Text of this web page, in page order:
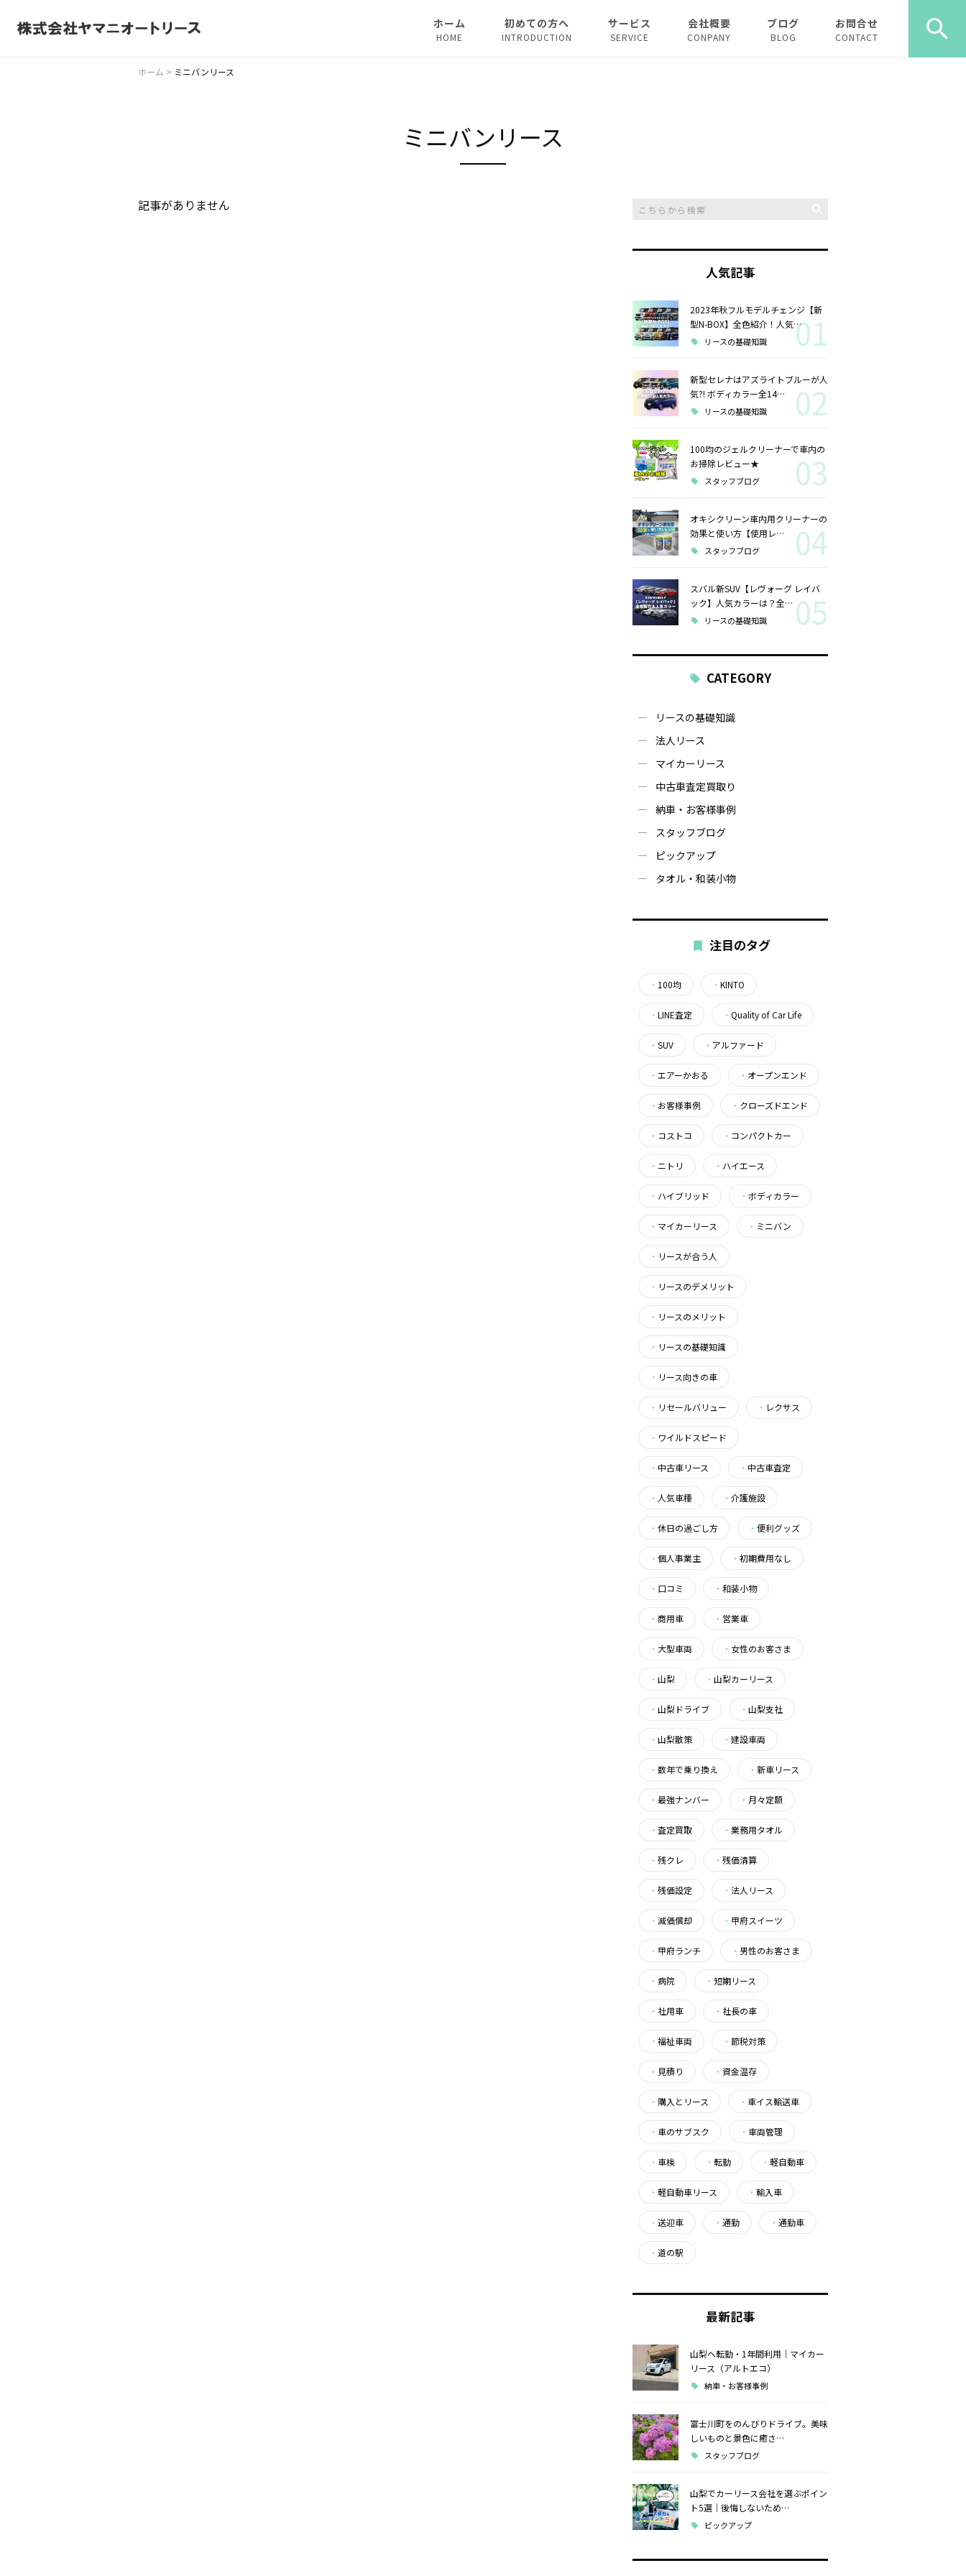
ホーム
HOME
初めての方へ
INTRODUCTION
サービス
SERVICE
会社概要
CONPANY
ブログ
BLOG
お問合せ
CONTACT
ホーム > ミニバンリース
ミニバンリース
記事がありません
人気記事
2023年秋フルモデルチェンジ【新
型N-BOX】全色紹介！人気…
リースの基礎知識 01
新型セレナはアズライトブルーが人
気?! ボディカラー全14…
リースの基礎知識 02
100均のジェルクリーナーで車内の
お掃除レビュー★
スタッフブログ 03
オキシクリーン車内用クリーナーの
効果と使い方【使用レ…
スタッフブログ 04
スバル新SUV【レヴォーグ レイバ
ック】人気カラーは？全…
リースの基礎知識 05
CATEGORY
リースの基礎知識
法人リース
マイカーリース
中古車査定買取り
納車・お客様事例
スタッフブログ
ピックアップ
タオル・和装小物
注目のタグ
・ 100均 ・ KINTO
・ LINE査定 ・ Quality of Car Life
・ SUV ・ アルファード
・ エアーかおる ・ オープンエンド
・ お客様事例 ・ クローズドエンド
・ コストコ ・ コンパクトカー
・ ニトリ ・ ハイエース
・ ハイブリッド ・ ボディカラー
・ マイカーリース ・ ミニバン
・ リースが合う人
・ リースのデメリット
・ リースのメリット
・ リースの基礎知識
・ リース向きの車
・ リセールバリュー ・ レクサス
・ ワイルドスピード
・ 中古車リース ・ 中古車査定
・ 人気車種 ・ 介護施設
・ 休日の過ごし方 ・ 便利グッズ
・ 個人事業主 ・ 初期費用なし
・ 口コミ ・ 和装小物
・ 商用車 ・ 営業車
・ 大型車両 ・ 女性のお客さま
・ 山梨 ・ 山梨カーリース
・ 山梨ドライブ ・ 山梨支社
・ 山梨散策 ・ 建設車両
・ 数年で乗り換え ・ 新車リース
・ 最強ナンバー ・ 月々定額
・ 査定買取 ・ 業務用タオル
・ 残クレ ・ 残価清算
・ 残価設定 ・ 法人リース
・ 減価償却 ・ 甲府スイーツ
・ 甲府ランチ ・ 男性のお客さま
・ 病院 ・ 短期リース
・ 社用車 ・ 社長の車
・ 福祉車両 ・ 節税対策
・ 見積り ・ 資金温存
・ 購入とリース ・ 車イス輸送車
・ 車のサブスク ・ 車両管理
・ 車検 ・ 転勤 ・ 軽自動車
・ 軽自動車リース ・ 輸入車
・ 送迎車 ・ 通勤 ・ 通勤車
・ 道の駅
最新記事
山梨へ転勤・1年間利用｜マイカー
リース（アルトエコ）
納車・お客様事例
富士川町をのんびりドライブ。美味
しいものと景色に癒さ…
スタッフブログ
山梨でカーリース会社を選ぶポイン
ト5選｜後悔しないため…
ピックアップ